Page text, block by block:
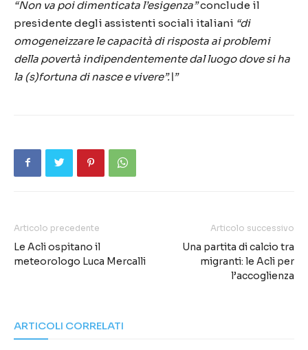
“Non va poi dimenticata l’esigenza”conclude il
presidente degli assistenti sociali italiani “di
omogeneizzare le capacità di risposta ai problemi
della povertà indipendentemente dal luogo dove si ha
la (s)fortuna di nasce e vivere”.\”
Articolo precedente
Le Acli ospitano il
meteorologo Luca Mercalli
Articolo successivo
Una partita di calcio tra
migranti: le Acli per
l’accoglienza
ARTICOLI CORRELATI